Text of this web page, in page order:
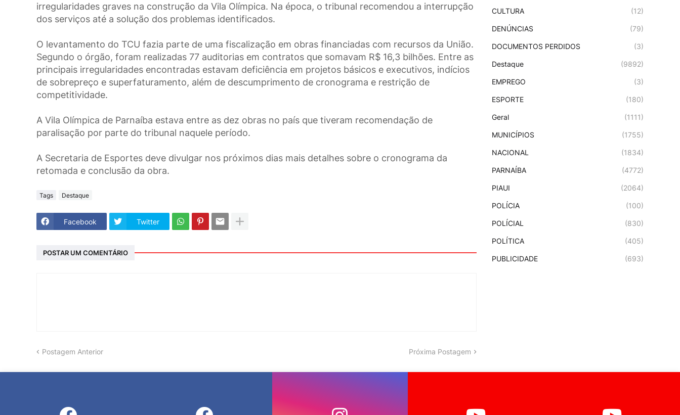
irregularidades graves na construção da Vila Olímpica. Na época, o tribunal recomendou a interrupção
dos serviços até a solução dos problemas identificados.
O levantamento do TCU fazia parte de uma fiscalização em obras financiadas com recursos da União.
Segundo o órgão, foram realizadas 77 auditorias em contratos que somavam R$ 16,3 bilhões. Entre as
principais irregularidades encontradas estavam deficiência em projetos básicos e executivos, indícios
de sobrepreço e superfaturamento, além de descumprimento de cronograma e restrição de
competitividade.
A Vila Olímpica de Parnaíba estava entre as dez obras no país que tiveram recomendação de
paralisação por parte do tribunal naquele período.
A Secretaria de Esportes deve divulgar nos próximos dias mais detalhes sobre o cronograma da
retomada e conclusão da obra.
Tags Destaque
Facebook Twitter
POSTAR UM COMENTÁRIO
Postagem Anterior Próxima Postagem
CULTURA (12)
DENÚNCIAS (79)
DOCUMENTOS PERDIDOS (3)
Destaque (9892)
EMPREGO (3)
ESPORTE (180)
Geral (1111)
MUNICÍPIOS (1755)
NACIONAL (1834)
PARNAÍBA (4772)
PIAUI (2064)
POLÍCIA (100)
POLÍCIAL (830)
POLÍTICA (405)
PUBLICIDADE (693)